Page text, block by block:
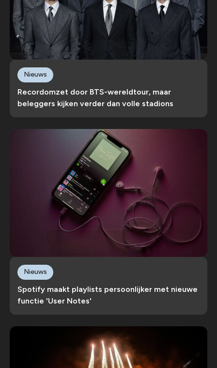
Recordomzet door BTS-wereldtour, maar
beleggers kijken verder dan volle stadions
Nieuws
Spotify maakt playlists persoonlijker met nieuwe
functie 'User Notes'
Nieuws